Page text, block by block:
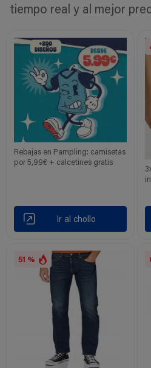
tiempo real y al mejor
Rebajas en Pampling: camisetas
por 5,99€ + calcetines gratis
Ir al chollo
51 %